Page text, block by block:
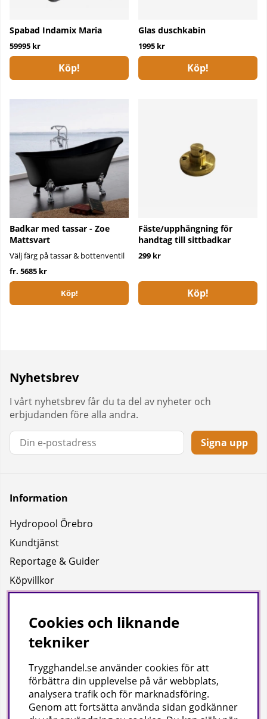
Spabad Indamix Maria
59995 kr
Köp!
Glas duschkabin
1995 kr
Köp!
Badkar med tassar - Zoe
Mattsvart
Välj färg på tassar & bottenventil
fr. 5685 kr
Köp!
Fäste/upphängning för
handtag till sittbadkar
299 kr
Köp!
Nyhetsbrev
I vårt nyhetsbrev får du ta del av nyheter och
erbjudanden före alla andra.
Signa upp
Information
Hydropool Örebro
Kundtjänst
Reportage & Guider
Köpvillkor
Uppgifter för leverans
Om oss
Företagsinformation / hitta till oss
Gilla oss på facebook!
Cookies och liknande
tekniker
Trygghandel.se använder cookies för att
förbättra din upplevelse på vår webbplats,
analysera trafik och för marknadsföring.
Genom att fortsätta använda sidan godkänner